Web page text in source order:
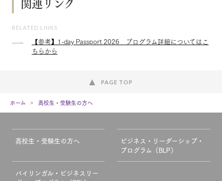
RELATED LINKS
【参考】1-day Passport 2026 プログラム詳細についてはこ
ちらから
PAGE TOP
ホーム 高校生・受験生の方へ
高校生・受験生の方へ
ビジネス・リーダーシップ・
プログラム（BLP）
バイリンガル・ビジネスリー